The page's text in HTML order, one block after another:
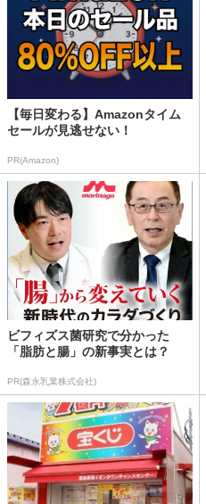
【毎日変わる】Amazonタイム
セールが見逃せない！
PR(Amazon)
ビフィズス菌研究で分かった
「脂肪と腸」の新事実とは？
PR(森永乳業株式会社)